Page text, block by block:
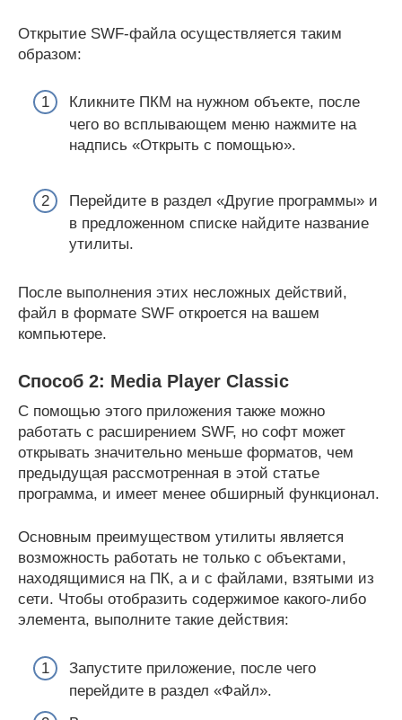
Открытие SWF-файла осуществляется таким
образом:
Кликните ПКМ на нужном объекте, после
чего во всплывающем меню нажмите на
надпись «Открыть с помощью».
Перейдите в раздел «Другие программы» и
в предложенном списке найдите название
утилиты.
После выполнения этих несложных действий,
файл в формате SWF откроется на вашем
компьютере.
Способ 2: Media Player Classic
С помощью этого приложения также можно
работать с расширением SWF, но софт может
открывать значительно меньше форматов, чем
предыдущая рассмотренная в этой статье
программа, и имеет менее обширный функционал.
Основным преимуществом утилиты является
возможность работать не только с объектами,
находящимися на ПК, а и с файлами, взятыми из
сети. Чтобы отобразить содержимое какого-либо
элемента, выполните такие действия:
Запустите приложение, после чего
перейдите в раздел «Файл».